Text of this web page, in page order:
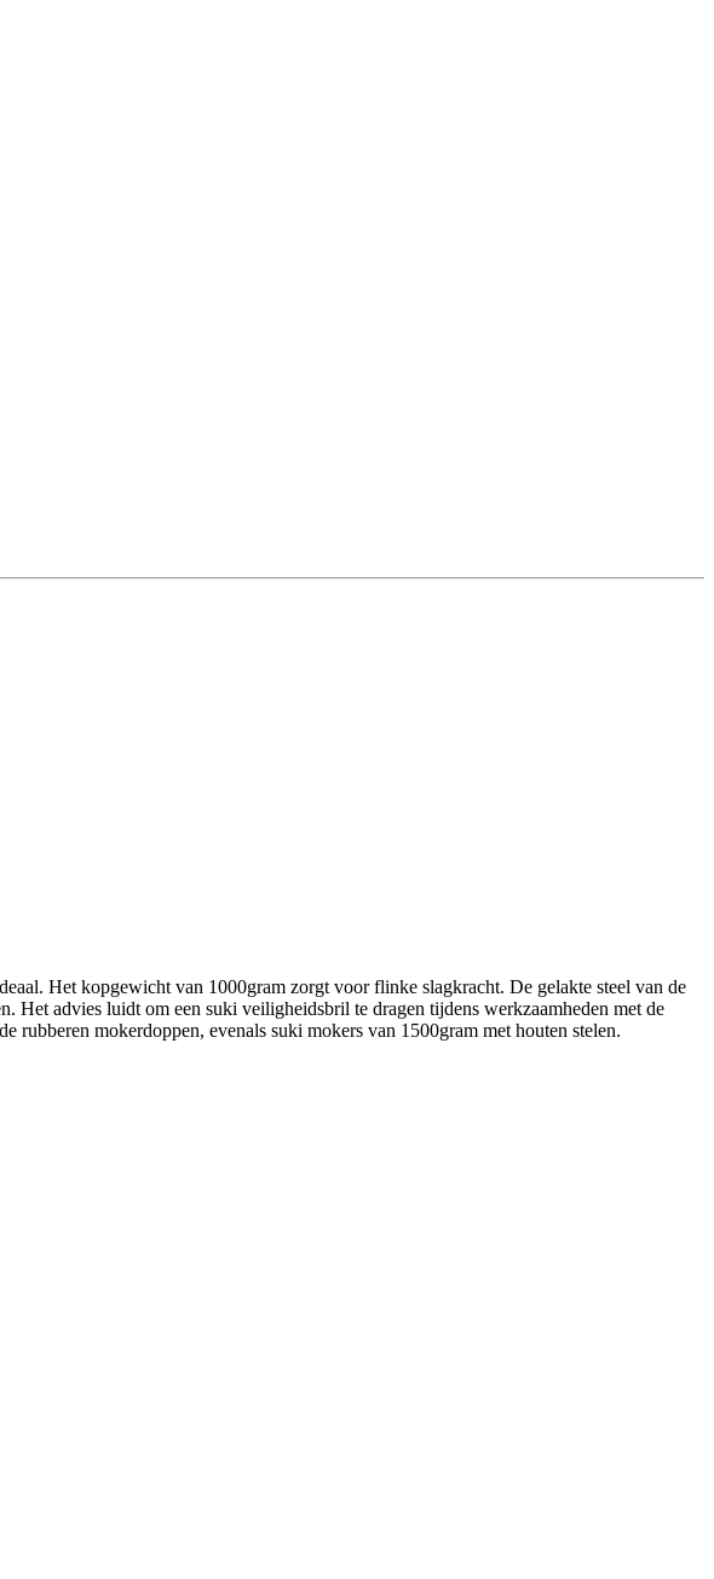
Het kopgewicht van 1000gram zorgt voor flinke slagkracht. De gelakte steel van de
advies luidt om een suki veiligheidsbril te dragen tijdens werkzaamheden met de
mokerdoppen, evenals suki mokers van 1500gram met houten stelen.